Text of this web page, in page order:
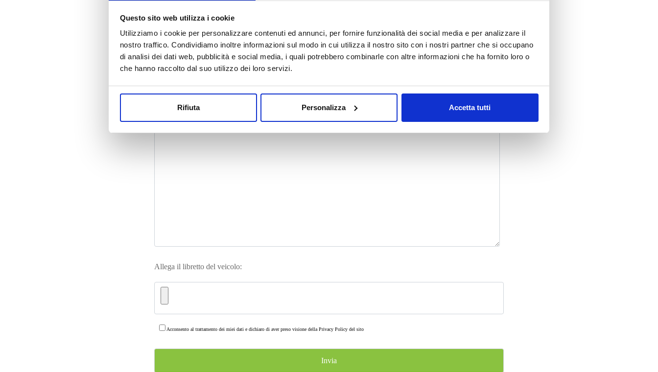
Questo sito web utilizza i cookie
Utilizziamo i cookie per personalizzare contenuti ed annunci, per fornire funzionalità dei social media e per analizzare il
nostro traffico. Condividiamo inoltre informazioni sul modo in cui utilizza il nostro sito con i nostri partner che si occupano
di analisi dei dati web, pubblicità e social media, i quali potrebbero combinarle con altre informazioni che ha fornito loro o
che hanno raccolto dal suo utilizzo dei loro servizi.
Rifiuta Personalizza Accetta tutti
Allega il libretto del veicolo:
Acconsento al trattamento dei miei dati e dichiaro di aver preso visione dellaPrivacy Policy del sito